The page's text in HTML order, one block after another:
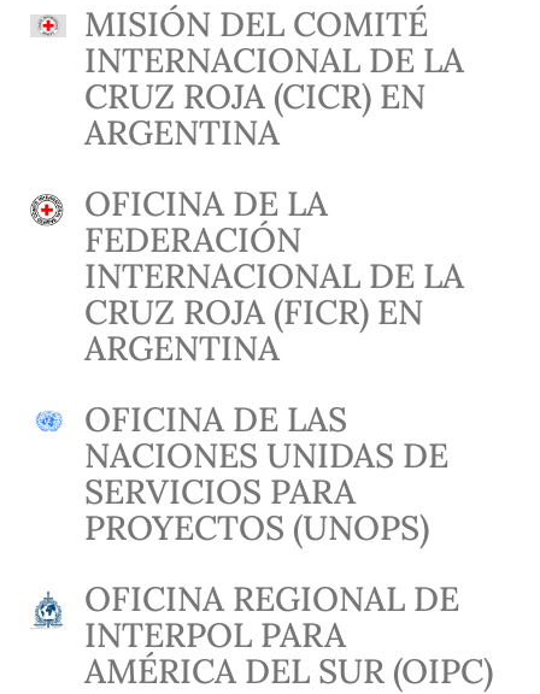
MISIÓN DEL COMITÉ
INTERNACIONAL DE LA
CRUZ ROJA (CICR) EN
ARGENTINA
OFICINA DE LA
FEDERACIÓN
INTERNACIONAL DE LA
CRUZ ROJA (FICR) EN
ARGENTINA
OFICINA DE LAS
NACIONES UNIDAS DE
SERVICIOS PARA
PROYECTOS (UNOPS)
OFICINA REGIONAL DE
INTERPOL PARA
AMÉRICA DEL SUR (OIPC)